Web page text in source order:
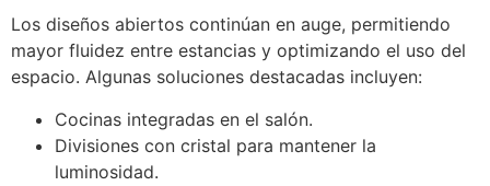
Los diseños abiertos continúan en auge, permitiendo
mayor fluidez entre estancias y optimizando el uso del
espacio. Algunas soluciones destacadas incluyen:
Cocinas integradas en el salón.
Divisiones con cristal para mantener la
luminosidad.